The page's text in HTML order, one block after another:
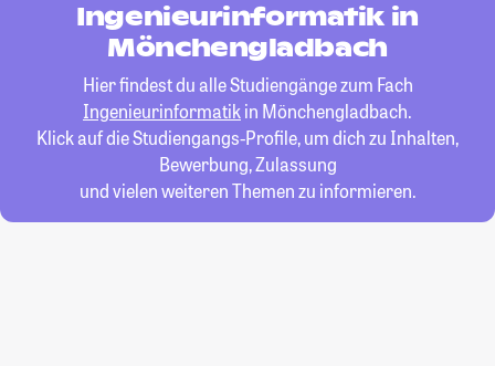
Ingenieurinformatik in
Mönchengladbach
Hier findest du alle Studiengänge zum Fach
Ingenieurinformatikin Mönchengladbach.
Klick auf die Studiengangs-Profile, um dich zu Inhalten,
Bewerbung, Zulassung
und vielen weiteren Themen zu informieren.